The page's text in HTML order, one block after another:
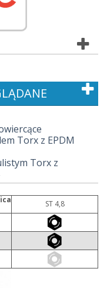
Torx z EPDM
Torx z
ST 4,8